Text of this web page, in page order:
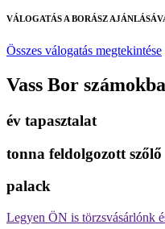
VÁLOGATÁS A BORÁSZ
Összes válogatás megtekintése
Vass Bor
év tapasztalat
tonna feldolgozott szőlő
palack
Legyen ÖN is törzsvásárlónk